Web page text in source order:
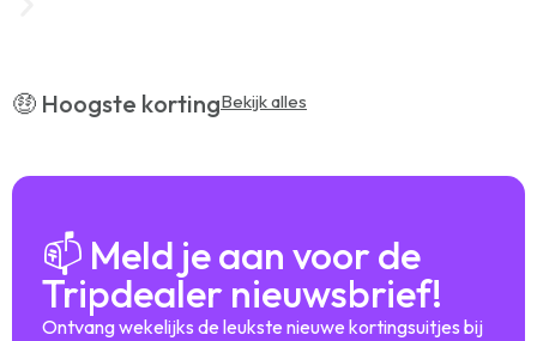
🤑 Hoogste kortingBekijk alles
📫 Meld je aan voor de
Tripdealer nieuwsbrief!
Ontvang wekelijks de leukste nieuwe kortingsuitjes bij